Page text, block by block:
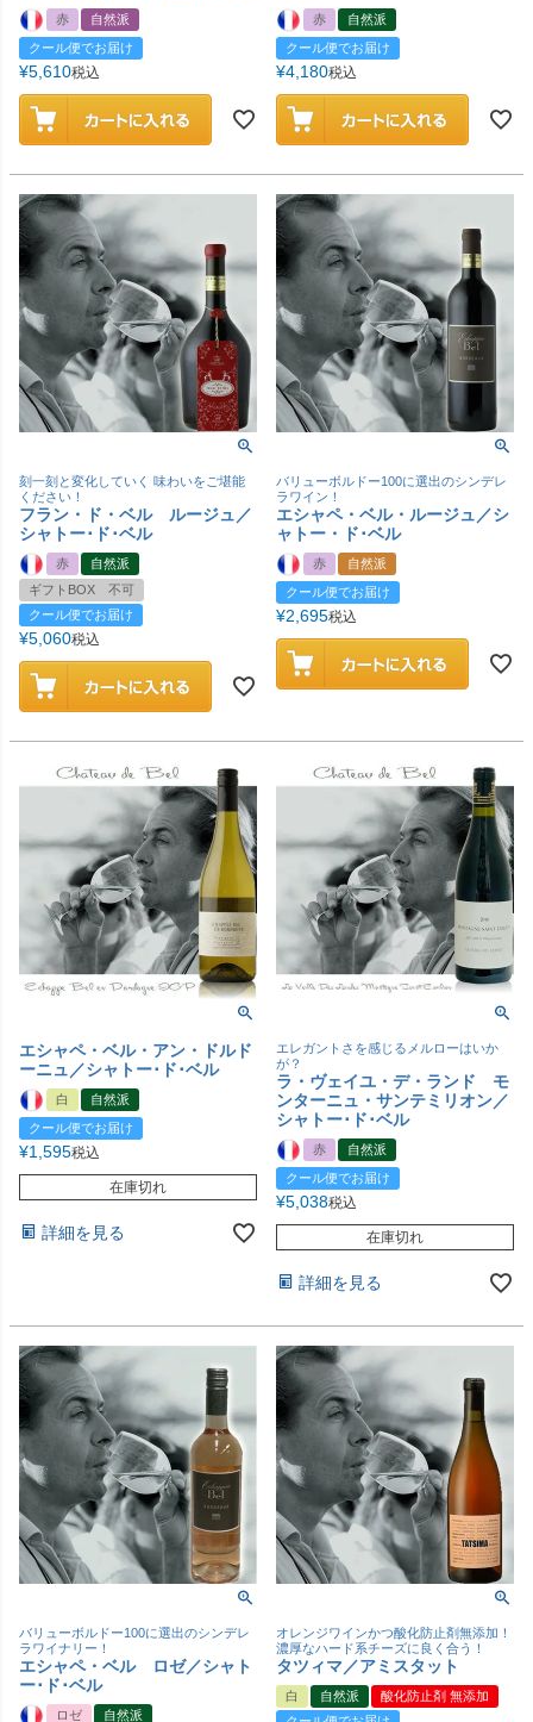
赤
自然派
クール便でお届け
¥5,610税込
赤
自然派
クール便でお届け
¥4,180税込
刻一刻と変化していく 味わいをご堪能
ください！
フラン・ド・ベル ルージュ／
シャトー･ド･ベル
赤
自然派
ギフトBOX 不可
クール便でお届け
¥5,060税込
バリューボルドー100に選出のシンデレ
ラワイン！
エシャペ・ベル・ルージュ／シ
ャトー・ド･ベル
赤
自然派
クール便でお届け
¥2,695税込
エシャペ・ベル・アン・ドルド
ーニュ／シャトー･ド･ベル
白
自然派
クール便でお届け
¥1,595税込
在庫切れ
詳細を見る
エレガントさを感じるメルローはいか
が？
ラ・ヴェイユ・デ・ランド モ
ンターニュ・サンテミリオン／
シャトー･ド･ベル
赤
自然派
クール便でお届け
¥5,038税込
在庫切れ
詳細を見る
バリューボルドー100に選出のシンデレ
ラワイナリー！
エシャペ・ベル ロゼ／シャト
ー･ド･ベル
ロゼ 自然派
オレンジワインかつ酸化防止剤無添加！
濃厚なハード系チーズに良く合う！
タツィマ／アミスタット
白 自然派
酸化防止剤 無添加